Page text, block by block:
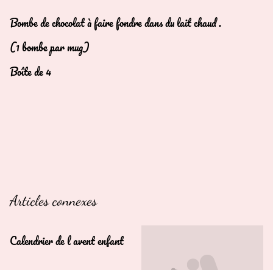
Bombe de chocolat à faire fondre dans du lait chaud .
(1 bombe par mug)
Boîte de 4
Articles connexes
Calendrier de l avent enfant